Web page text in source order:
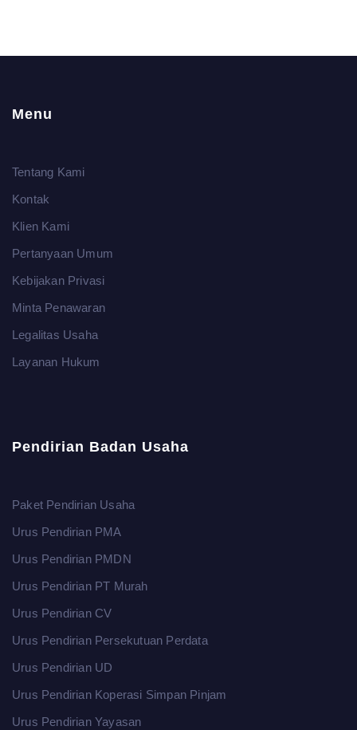
Menu
Tentang Kami
Kontak
Klien Kami
Pertanyaan Umum
Kebijakan Privasi
Minta Penawaran
Legalitas Usaha
Layanan Hukum
Pendirian Badan Usaha
Paket Pendirian Usaha
Urus Pendirian PMA
Urus Pendirian PMDN
Urus Pendirian PT Murah
Urus Pendirian CV
Urus Pendirian Persekutuan Perdata
Urus Pendirian UD
Urus Pendirian Koperasi Simpan Pinjam
Urus Pendirian Yayasan